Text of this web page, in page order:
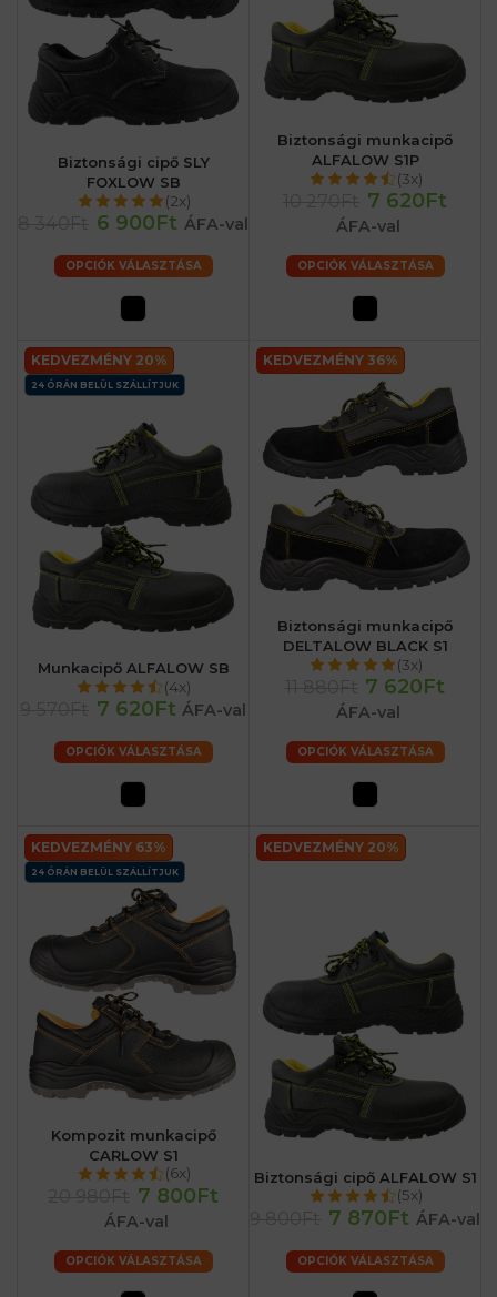
Biztonsági cipő SLY
FOXLOW SB
(2x)
6 900Ft ÁFA-val
OPCIÓK VÁLASZTÁSA
Biztonsági munkacipő
ALFALOW S1P
(3x)
7 620Ft
ÁFA-val
OPCIÓK VÁLASZTÁSA
KEDVEZMÉNY 20%
24 ÓRÁN BELÜL SZÁLLÍTJUK
Munkacipő ALFALOW SB
(4x)
7 620Ft ÁFA-val
OPCIÓK VÁLASZTÁSA
KEDVEZMÉNY 36%
Biztonsági munkacipő
DELTALOW BLACK S1
(3x)
7 620Ft
ÁFA-val
OPCIÓK VÁLASZTÁSA
KEDVEZMÉNY 63%
24 ÓRÁN BELÜL SZÁLLÍTJUK
Kompozit munkacipő
CARLOW S1
(6x)
7 800Ft
ÁFA-val
OPCIÓK VÁLASZTÁSA
KEDVEZMÉNY 20%
Biztonsági cipő ALFALOW S1
(5x)
7 870Ft ÁFA-val
OPCIÓK VÁLASZTÁSA